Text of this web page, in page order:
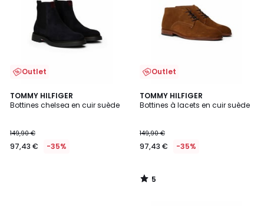
Outlet
TOMMY HILFIGER
Bottines chelsea en cuir suède
149,90 €
97,43 € -35%
Outlet
TOMMY HILFIGER
Bottines à lacets en cuir suède
149,90 €
97,43 € -35%
5
/
5
/